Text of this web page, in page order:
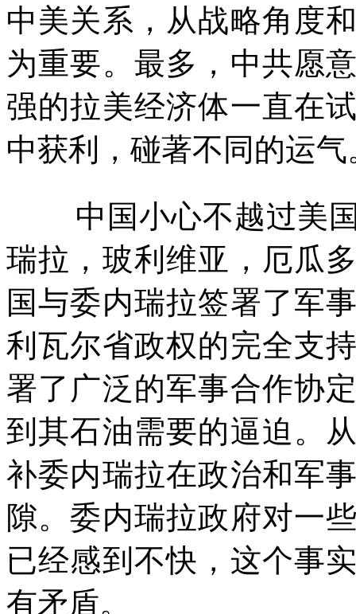
中美关系，从战略角度
为重要。最多，中共愿
强的拉美经济体一直在
中获利，碰著不同的运气
中国小心不越过美
瑞拉，玻利维亚，厄瓜
国与委内瑞拉签署了军
利瓦尔省政权的完全支
署了广泛的军事合作协
到其石油需要的逼迫。
补委内瑞拉在政治和军
隙。委内瑞拉政府对一
已经感到不快，这个事
有矛盾。